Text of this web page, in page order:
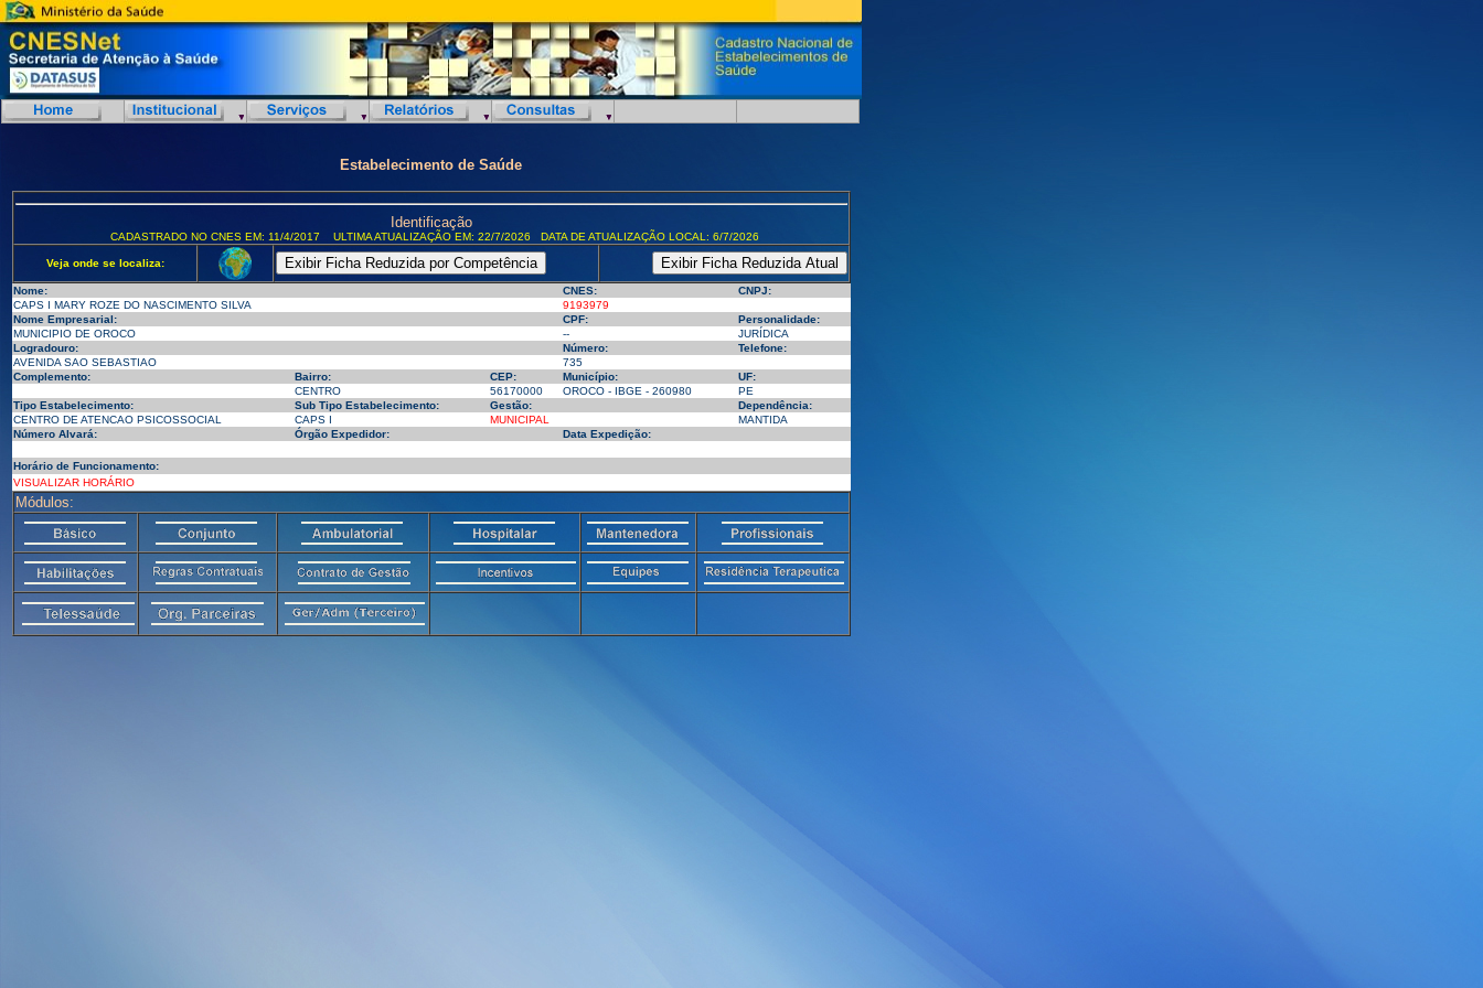
Estabelecimento de Saúde
Identificação
CADASTRADO NO CNES EM: 11/4/2017 ULTIMA ATUALIZAÇÃO EM: 22/7/2026 DATA DE ATUALIZAÇÃO LOCAL: 6/7/2026
Veja onde se localiza:
Nome: CNES:
CNPJ:
CAPS I MARY ROZE DO NASCIMENTO SILVA
9193979
Nome Empresarial:
CPF:
Personalidade:
MUNICIPIO DE OROCO
--
JURÍDICA
Logradouro:
Número:
Telefone:
AVENIDA SAO SEBASTIAO
735
Complemento:
Bairro: CEP: Município:
UF:
CENTRO
56170000 OROCO - IBGE - 260980
PE
Tipo Estabelecimento:
Sub Tipo Estabelecimento: Gestão:
Dependência:
CENTRO DE ATENCAO PSICOSSOCIAL
CAPS I MUNICIPAL
MANTIDA
Número Alvará:
Órgão Expedidor: Data Expedição:
Horário de Funcionamento:
VISUALIZAR HORÁRIO
Módulos: